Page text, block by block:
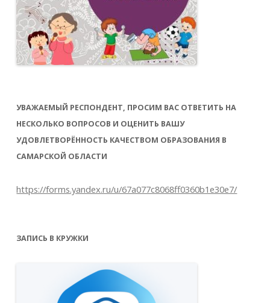
УВАЖАЕМЫЙ РЕСПОНДЕНТ, ПРОСИМ ВАС ОТВЕТИТЬ НА
НЕСКОЛЬКО ВОПРОСОВ И ОЦЕНИТЬ ВАШУ
УДОВЛЕТВОРЁННОСТЬ КАЧЕСТВОМ ОБРАЗОВАНИЯ В
САМАРСКОЙ ОБЛАСТИ
https://forms.yandex.ru/u/67a077c8068ff0360b1e30e7/
ЗАПИСЬ В КРУЖКИ